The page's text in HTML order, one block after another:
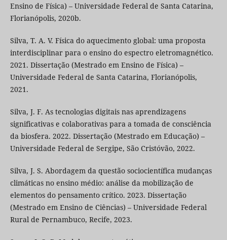
Ensino de Física) – Universidade Federal de Santa Catarina,
Florianópolis, 2020b.
Silva, T. A. V. Física do aquecimento global: uma proposta
interdisciplinar para o ensino do espectro eletromagnético.
2021. Dissertação (Mestrado em Ensino de Física) –
Universidade Federal de Santa Catarina, Florianópolis,
2021.
Silva, J. F. As tecnologias digitais nas aprendizagens
significativas e colaborativas para a tomada de consciência
da biosfera. 2022. Dissertação (Mestrado em Educação) –
Universidade Federal de Sergipe, São Cristóvão, 2022.
Silva, J. S. Abordagem da questão sociocientífica mudanças
climáticas no ensino médio: análise da mobilização de
elementos do pensamento crítico. 2023. Dissertação
(Mestrado em Ensino de Ciências) – Universidade Federal
Rural de Pernambuco, Recife, 2023.